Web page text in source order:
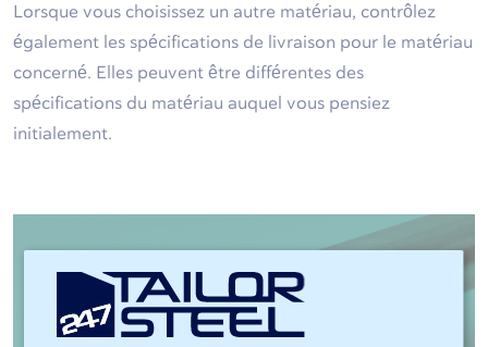
Lorsque vous choisissez un autre matériau, contrôlez
également les spécifications de livraison pour le matériau
concerné. Elles peuvent être différentes des
spécifications du matériau auquel vous pensiez
initialement.